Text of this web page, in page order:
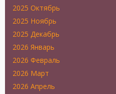
2025 Октябрь
2025 Ноябрь
2025 Декабрь
2026 Январь
2026 Февраль
2026 Март
2026 Апрель